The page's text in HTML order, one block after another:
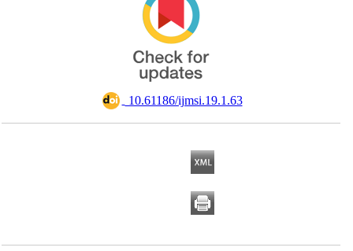
‎ 10.61186/ijmsi.19.1.63